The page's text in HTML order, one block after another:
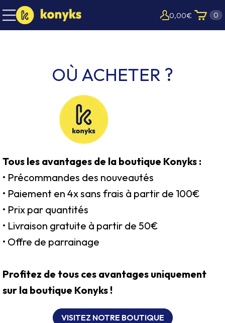
0,00€ 0
OÙ ACHETER ?
Tous les avantages de la boutique Konyks :
• Précommandes des nouveautés
• Paiement en 4x sans frais à partir de 100€
• Prix par quantités
• Livraison gratuite à partir de 50€
• Offre de parrainage
Profitez de tous ces avantages uniquement
sur la boutique Konyks !
VISITEZ NOTRE BOUTIQUE